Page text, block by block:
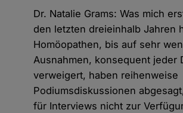
Dr. Natalie Grams: Was mich
den letzten dreieinhalb Jahren
Homöopathen, bis auf sehr
Ausnahmen, konsequent jeder
verweigert, haben reihenweise
Podiumsdiskussionen
für Interviews nicht zur